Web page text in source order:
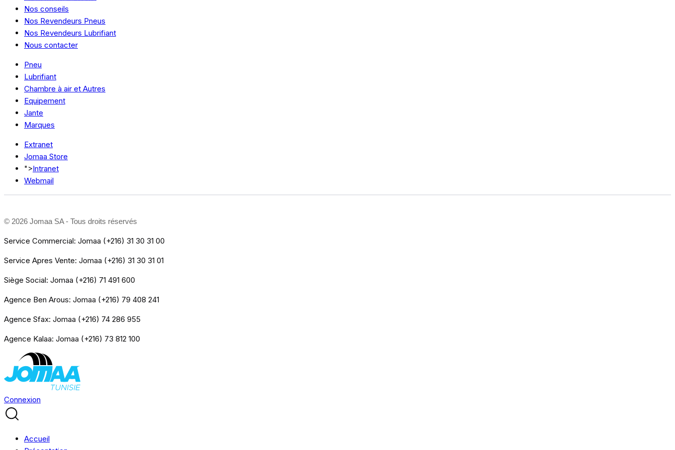
Nos conseils
Nos Revendeurs Pneus
Nos Revendeurs Lubrifiant
Nous contacter
Pneu
Lubrifiant
Chambre à air et Autres
Equipement
Jante
Marques
Extranet
Jomaa Store
">Intranet
Webmail
© 2026 Jomaa SA - Tous droits réservés
Service Commercial: Jomaa (+216) 31 30 31 00
Service Apres Vente: Jomaa (+216) 31 30 31 01
Siège Social: Jomaa (+216) 71 491 600
Agence Ben Arous: Jomaa (+216) 79 408 241
Agence Sfax: Jomaa (+216) 74 286 955
Agence Kalaa: Jomaa (+216) 73 812 100
Connexion
Accueil